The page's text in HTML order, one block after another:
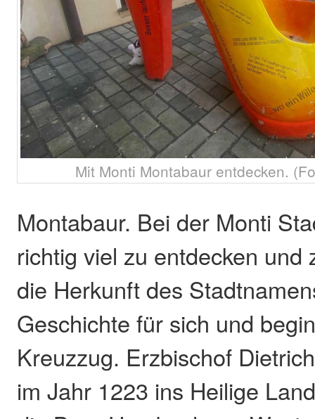
Mit Monti Montabaur entdecken.
Montabaur. Bei der Monti
richtig viel zu entdecken und
die Herkunft des
Geschichte für sich und
Kreuzzug. Erzbischof
im Jahr 1223 ins Heilige